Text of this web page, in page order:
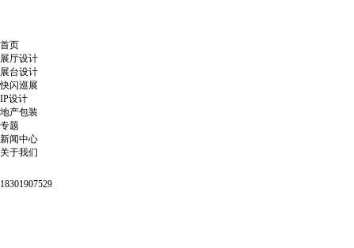
首页
展厅设计
展台设计
快闪巡展
IP设计
地产包装
专题
新闻中心
关于我们
18301907529